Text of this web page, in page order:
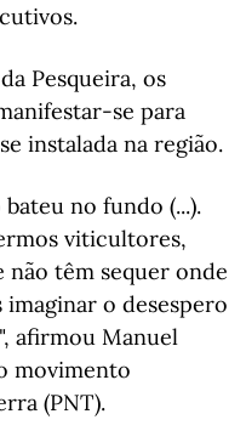
Pesqueira, os
se para
instalada na região.
no fundo (...).
viticultores,
têm sequer onde
o desespero
afirmou Manuel
movimento
(PNT).